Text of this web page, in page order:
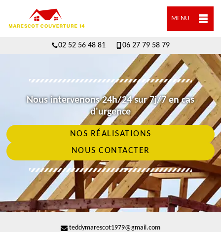
MENU
02 52 56 48 81 06 27 79 58 79
Nous intervenons 24h/24 sur 7j/7 en cas
d'urgence
NOS RÉALISATIONS
NOUS CONTACTER
teddymarescot1979@gmail.com